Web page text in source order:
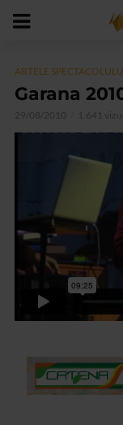
ARTELE
Garana
29/08/2010 1.641